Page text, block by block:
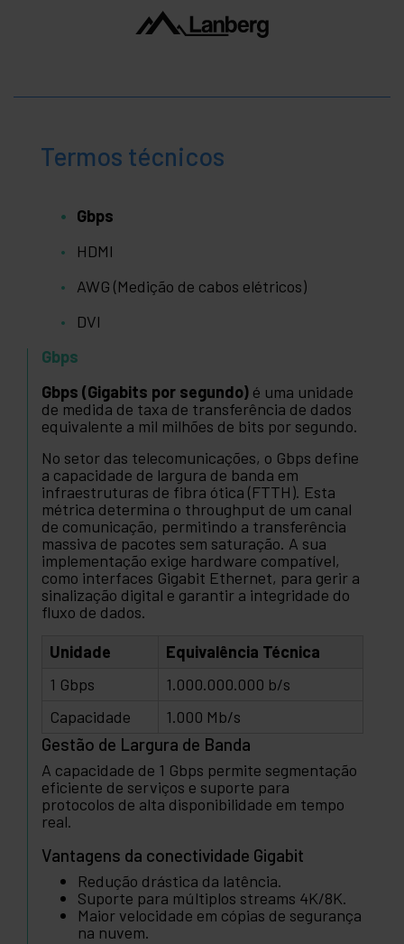
Termos técnicos
Gbps
HDMI
AWG (Medição de cabos elétricos)
DVI
Gbps
Gbps (Gigabits por segundo) é uma unidade
de medida de taxa de transferência de dados
equivalente a mil milhões de bits por segundo.
No setor das telecomunicações, o Gbps define
a capacidade de largura de banda em
infraestruturas de fibra ótica (FTTH). Esta
métrica determina o throughput de um canal
de comunicação, permitindo a transferência
massiva de pacotes sem saturação. A sua
implementação exige hardware compatível,
como interfaces Gigabit Ethernet, para gerir a
sinalização digital e garantir a integridade do
fluxo de dados.
Unidade
Equivalência Técnica
1 Gbps
1.000.000.000 b/s
Capacidade
1.000 Mb/s
Gestão de Largura de Banda
A capacidade de 1 Gbps permite segmentação
eficiente de serviços e suporte para
protocolos de alta disponibilidade em tempo
real.
Vantagens da conectividade Gigabit
Redução drástica da latência.
Suporte para múltiplos streams 4K/8K.
Maior velocidade em cópias de segurança
na nuvem.